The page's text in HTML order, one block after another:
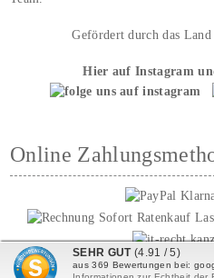
Gefördert durch das
Hier auf Instagram
Online
SEHR GUT (4.91 / 5)
aus369 Bewertungen bei: